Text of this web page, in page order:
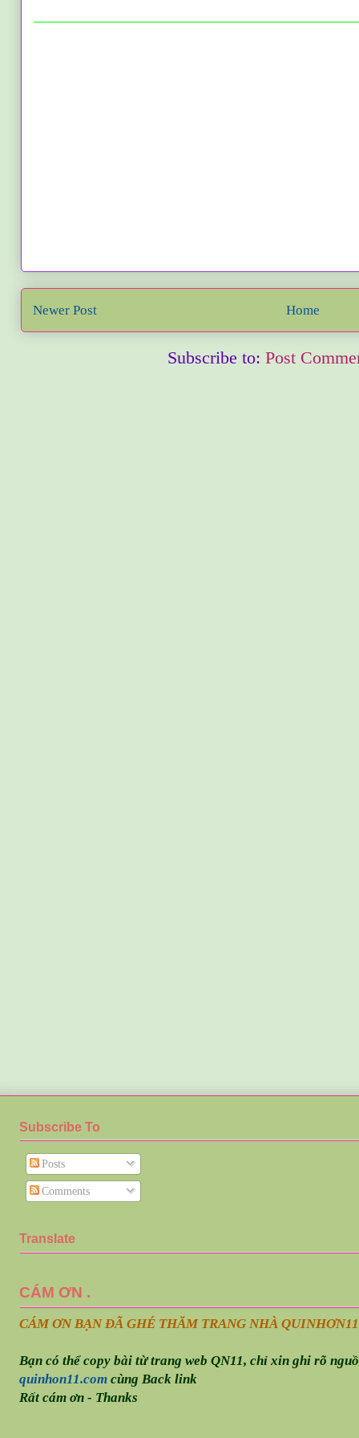
Newer Post Home
Subscribe to: Post
Subscribe To
Posts
Comments
Translate
CÁM ƠN .
CÁM ƠN BẠN ĐÃ GHÉ THĂM TRANG NHÀ QUINHƠN
Bạn có thể copy bài từ trang web QN11, chỉ xin ghi rõ
quinhon11.comcùng Back link
Rất cám ơn - Thanks